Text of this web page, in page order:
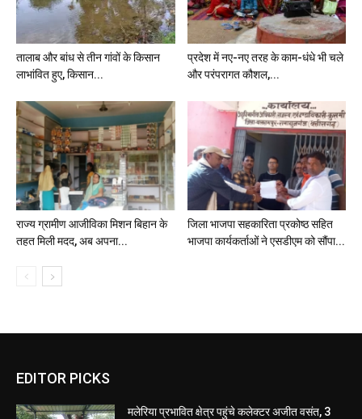
तालाब और बांध से तीन गांवों के किसान
लाभांवित हुए, किसान...
प्रदेश में नए-नए तरह के काम-धंधे भी चले
और परंपरागत कौशल,...
राज्य ग्रामीण आजीविका मिशन बिहान के
तहत मिली मदद, अब अपना...
जिला भाजपा सहकारिता प्रकोष्ठ सहित
भाजपा कार्यकर्ताओं ने एसडीएम को सौंपा...
EDITOR PICKS
मलेरिया प्रभावित क्षेत्र पहुंचे कलेक्टर अजीत वसंत, 3